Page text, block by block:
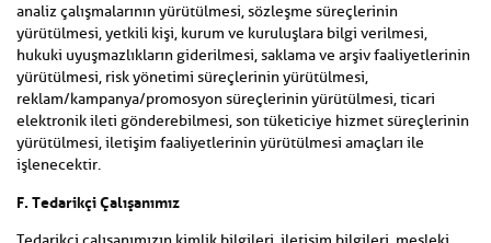
analiz çalışmalarının yürütülmesi, sözleşme süreçlerinin
yürütülmesi, yetkili kişi, kurum ve kuruluşlara bilgi verilmesi,
hukuki uyuşmazlıkların giderilmesi, saklama ve arşiv faaliyetlerinin
yürütülmesi, risk yönetimi süreçlerinin yürütülmesi,
reklam/kampanya/promosyon süreçlerinin yürütülmesi, ticari
elektronik ileti gönderebilmesi, son tüketiciye hizmet süreçlerinin
yürütülmesi, iletişim faaliyetlerinin yürütülmesi amaçları ile
işlenecektir.
F. Tedarikçi Çalışanımız